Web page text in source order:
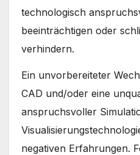
technologisch
beeinträchtigen oder
verhindern.
Ein unvorbereiteter
CAD und/oder eine
anspruchsvoller
negativen Erfahrungen.